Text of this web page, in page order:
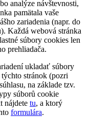
analýze návštevnosti,
pamätala vaše
zariadenia (napr. do
Každá webová stránka
súbory cookies len
prehliadača.
ukladať súbory
stránok (pozri
na základe tzv.
súborů cookie
nájdete tu, a ktorý
formulára.